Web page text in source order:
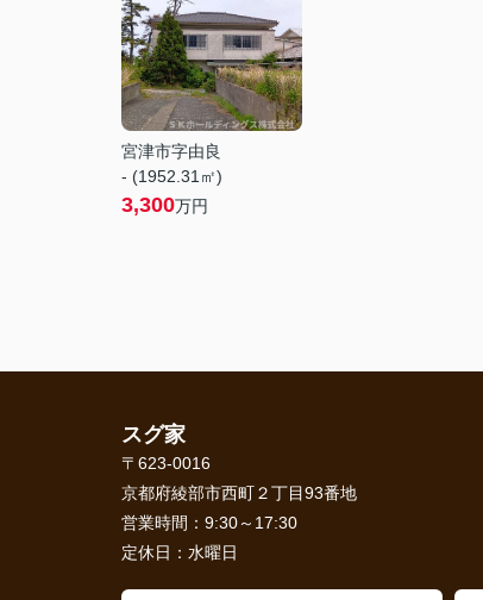
宮津市字由良
- (1952.31㎡)
3,300万円
スグ家
〒623-0016
京都府綾部市西町２丁目93番地
営業時間： 9:30～17:30
定休日： 水曜日